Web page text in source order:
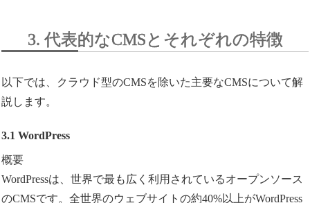
3. 代表的なCMSとそれぞれの特徴
以下では、クラウド型のCMSを除いた主要なCMSについて解
説します。
3.1 WordPress
概要
WordPressは、世界で最も広く利用されているオープンソース
のCMSです。全世界のウェブサイトの約40%以上がWordPress